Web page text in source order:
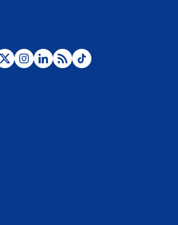
¿Por qué De la Espriella gobernará